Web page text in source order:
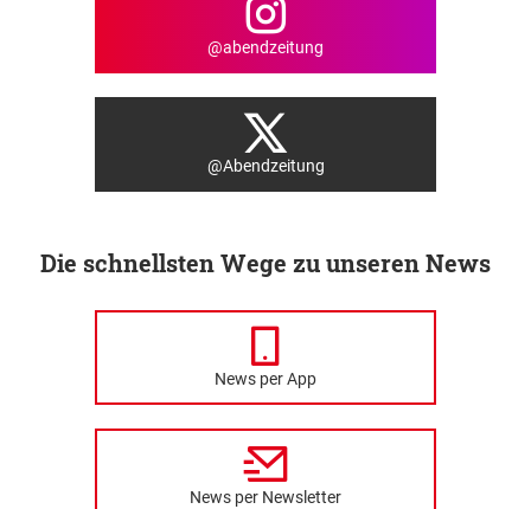
@abendzeitung
@Abendzeitung
Die schnellsten Wege zu unseren News
News per App
News per Newsletter